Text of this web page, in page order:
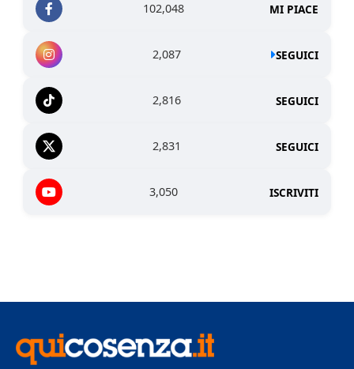
102,048 MI PIACE
2,087 SEGUICI
2,816 SEGUICI
2,831 SEGUICI
3,050 ISCRIVITI